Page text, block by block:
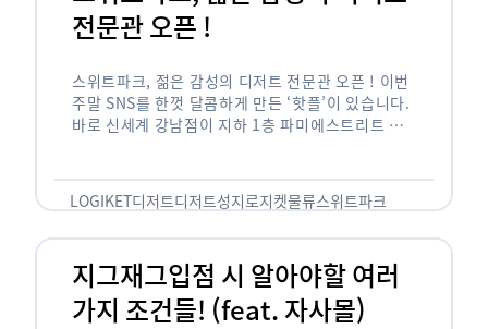
전문관 오픈 !
스위트파크, 젊은 감성의 디저트 전문관 오픈 ! 이번
주말 SNS를 한껏 달콤하게 만든 ‘핫플’이 있습니다.
바로 신세계 강남점이 지하 1층 파미에스트리트 분
LOGIKET디저트디저트성지로지켓물류스위트파크
지그재그입점 시 알아야할 여러
가지 조건들! (feat. 자사몰)